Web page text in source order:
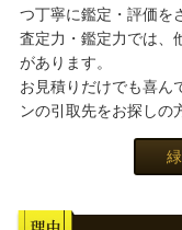
つ丁寧に鑑定・評価を
査定力・鑑定力では、
があります。
お見積りだけでも喜ん
ンの引取先をお探しの